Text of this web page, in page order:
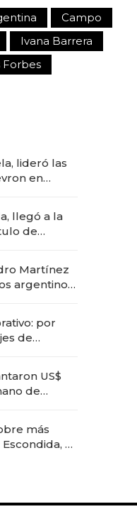
Campo
Ivana Barrera
Forbes
lideró las
en
llegó a la
de
Martínez
argentinos
por
de
US$
de
más
el